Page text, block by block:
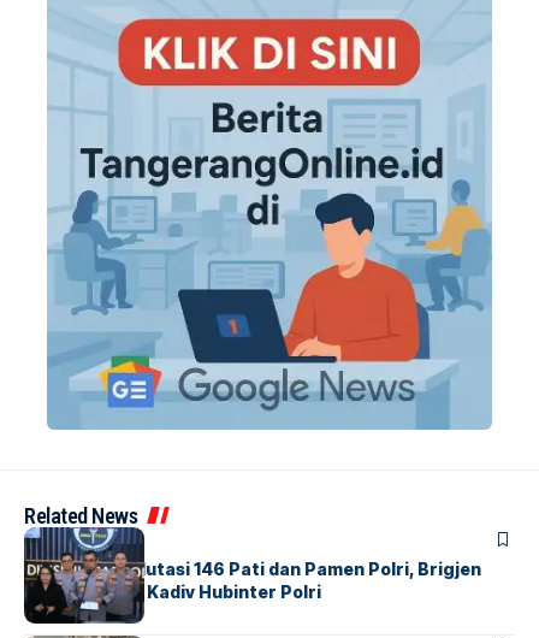
Related News
BERITA
Mabes Polri Mutasi 146 Pati dan Pamen Polri, Brigjen
Untung Jabat Kadiv Hubinter Polri